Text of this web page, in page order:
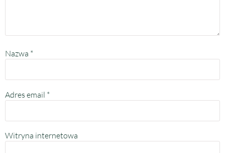
Nazwa *
Adres email *
Witryna internetowa